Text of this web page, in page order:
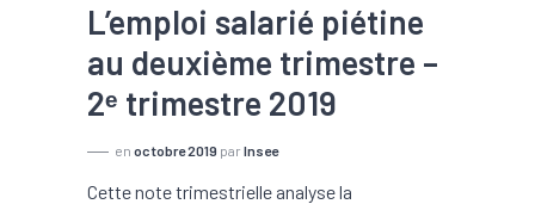
L’emploi salarié piétine
au deuxième trimestre –
2ᵉ trimestre 2019
en octobre 2019 par Insee
Cette note trimestrielle analyse la